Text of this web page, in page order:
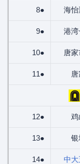
8● 海
9● 港
10● 唐
11●
12● 鸡
13● 银
14● 中大